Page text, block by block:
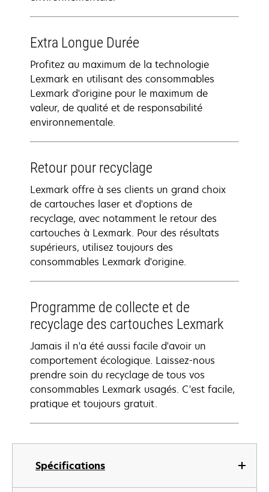
Spécifications
Extra Longue Durée
Profitez au maximum de la technologie
Lexmark en utilisant des consommables
Lexmark d'origine pour le maximum de
valeur, de qualité et de responsabilité
environnementale.
Retour pour recyclage
Lexmark offre à ses clients un grand choix
de cartouches laser et d'options de
recyclage, avec notamment le retour des
cartouches à Lexmark. Pour des résultats
supérieurs, utilisez toujours des
consommables Lexmark d'origine.
Programme de collecte et de
recyclage des cartouches Lexmark
Jamais il n'a été aussi facile d'avoir un
comportement écologique. Laissez-nous
prendre soin du recyclage de tous vos
consommables Lexmark usagés. C'est facile,
pratique et toujours gratuit.